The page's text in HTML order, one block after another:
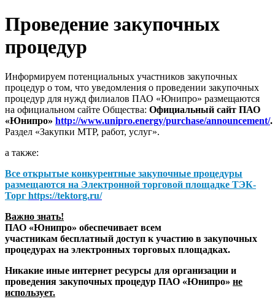
Проведение закупочных
процедур
Информируем потенциальных участников закупочных
процедур о том, что уведомления о проведении закупочных
процедур для нужд филиалов ПАО «Юнипро» размещаются
на официальном сайте Общества: Официальный сайт ПАО
«Юнипро» http://www.unipro.energy/purchase/announcement/.
Раздел «Закупки МТР, работ, услуг».
а также:
Все открытые конкурентные закупочные процедуры
размещаются на Электронной торговой площадке ТЭК-
Торг https://tektorg.ru/
Важно знать!
ПАО «Юнипро» обеспечивает всем
участникам бесплатный доступ к участию в закупочных
процедурах на электронных торговых площадках.
Никакие иные интернет ресурсы для организации и
проведения закупочных процедур ПАО «Юнипро» не
использует.